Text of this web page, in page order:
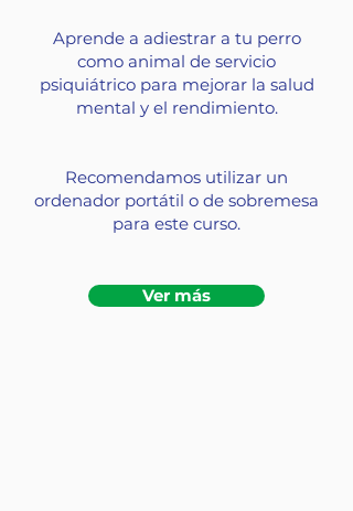
Aprende a adiestrar a tu perro
como animal de servicio
psiquiátrico para mejorar la salud
mental y el rendimiento.
Recomendamos utilizar un
ordenador portátil o de sobremesa
para este curso.
Ver más